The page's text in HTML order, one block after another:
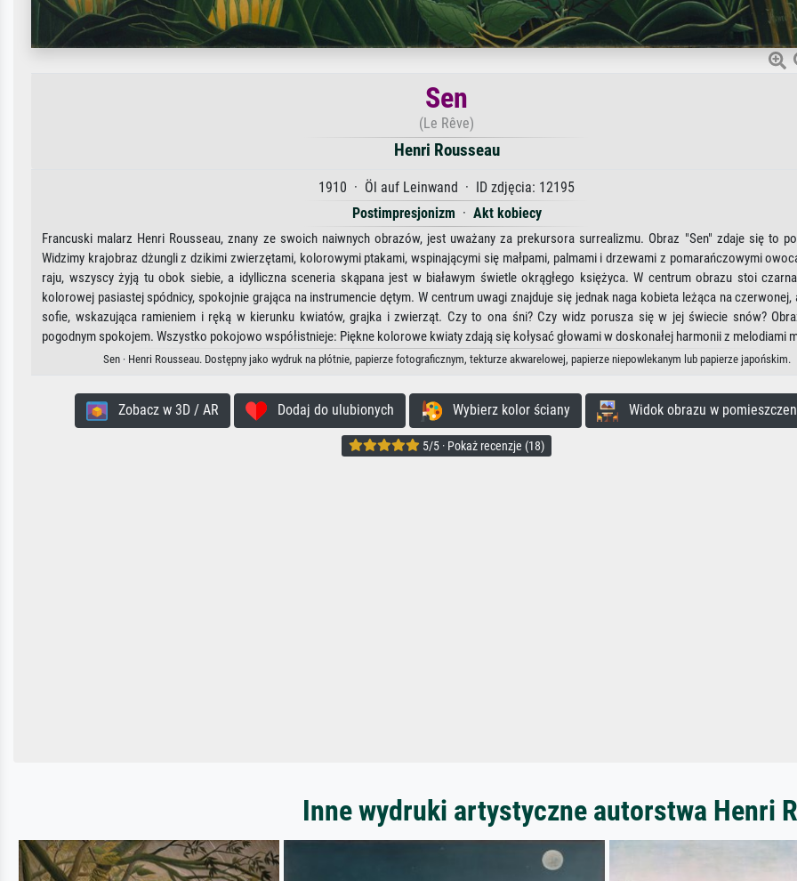
Sen
(Le Rêve)
Henri Rousseau
1910 · Öl auf Leinwand · ID zdjęcia: 12195
Postimpresjonizm · Akt kobiecy
Francuski malarz Henri Rousseau, znany ze swoich naiwnych obrazów, jest uważany za prekursora surrealizmu. Obraz "Sen" zdaje się to
Widzimy krajobraz dżungli z dzikimi zwierzętami, kolorowymi ptakami, wspinającymi się małpami, palmami i drzewami z pomarańczowymi
raju, wszyscy żyją tu obok siebie, a idylliczna sceneria skąpana jest w białawym świetle okrągłego księżyca. W centrum obrazu stoi
kolorowej pasiastej spódnicy, spokojnie grająca na instrumencie dętym. W centrum uwagi znajduje się jednak naga kobieta leżąca na czerwonej,
sofie, wskazująca ramieniem i ręką w kierunku kwiatów, grajka i zwierząt. Czy to ona śni? Czy widz porusza się w jej świecie snów?
pogodnym spokojem. Wszystko pokojowo współistnieje: Piękne kolorowe kwiaty zdają się kołysać głowami w doskonałej harmonii z melodiami
Sen · Henri Rousseau. Dostępny jako wydruk na płótnie, papierze fotograficznym, tekturze akwarelowej, papierze niepowlekanym lub papierze japońskim.
Zobacz w 3D / AR Dodaj do ulubionych Wybierz kolor ściany Widok obrazu w
5/5 · Pokaż recenzje (18)
Inne wydruki artystyczne autorstwa Henri